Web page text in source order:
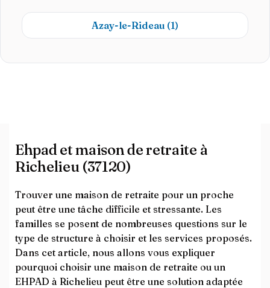
Azay-le-Rideau (1)
Ehpad et maison de retraite à
Richelieu (37120)
Trouver une maison de retraite pour un proche
peut être une tâche difficile et stressante. Les
familles se posent de nombreuses questions sur le
type de structure à choisir et les services proposés.
Dans cet article, nous allons vous expliquer
pourquoi choisir une maison de retraite ou un
EHPAD à Richelieu peut être une solution adaptée